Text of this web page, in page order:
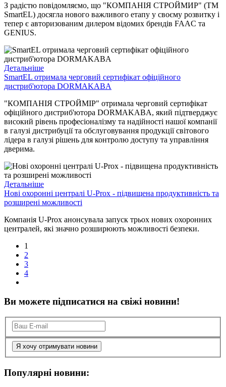
З радістю повідомляємо, що "КОМПАНІЯ СТРОЙМИР" (ТМ
SmartEL) досягла нового важливого етапу у своєму розвитку і
тепер є авторизованим дилером відомих брендів FAAC та
GENIUS.
Детальніше
SmartEL отримала черговий сертифікат офіційного
дистриб'ютора DORMAKABA
"КОМПАНІЯ СТРОЙМІР" отримала черговий сертифікат
офіційного дистриб'ютора DORMAKABA, який підтверджує
високий рівень професіоналізму та надійності нашої компанії
в галузі дистрибуції та обслуговування продукції світового
лідера в галузі рішень для контролю доступу та управління
дверима.
Детальніше
Нові охоронні централі U-Prox - підвищена продуктивність та
розширені можливості
Компанія U-Prox анонсувала запуск трьох нових охоронних
централей, які значно розширюють можливості безпеки.
1
2
3
4
Ви можете підписатися на свіжі новини!
Я хочу отримувати новини
Популярні новини: